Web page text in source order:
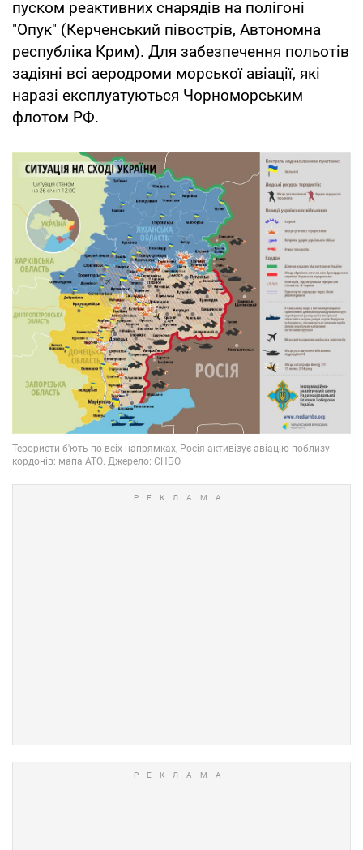
пуском реактивних снарядів на полігоні
"Опук" (Керченський півострів, Автономна
республіка Крим). Для забезпечення польотів
задіяні всі аеродроми морської авіації, які
наразі експлуатуються Чорноморським
флотом РФ.